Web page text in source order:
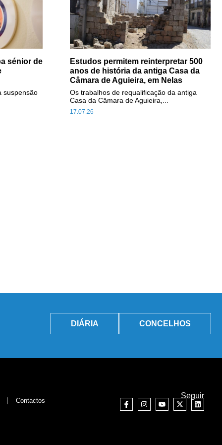
sénior de
suspensão
Estudos permitem reinterpretar 500
anos de história da antiga Casa da
Câmara de Aguieira, em Nelas
17.07.26
Os trabalhos de requalificação da antiga
Casa da Câmara de Aguieira,...
DIÁRIA CONCELHOS
Contactos
Seguir